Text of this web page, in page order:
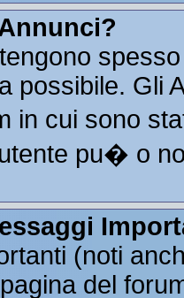
possibile. Gli
in cui sono
pu� o
(noti
del